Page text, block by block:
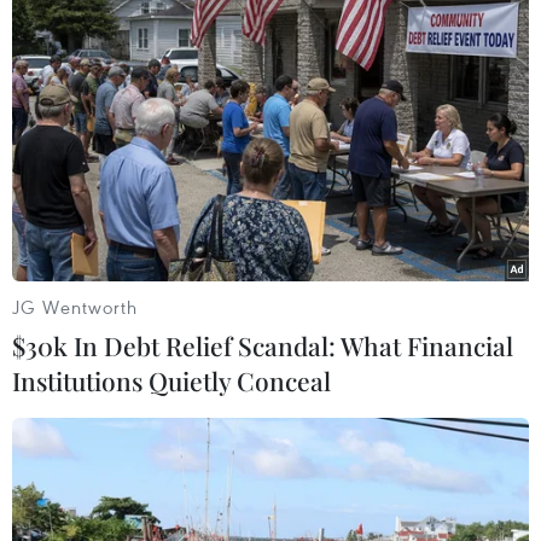
TIN LIÊN QUAN
JG Wentworth
$30k In Debt Relief Scandal: What Financial
Institutions Quietly Conceal